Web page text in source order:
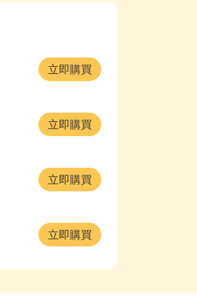
立即購買
立即購買
立即購買
立即購買
立即購買